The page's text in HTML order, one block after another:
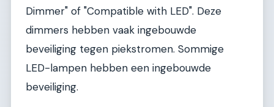
Dimmer" of "Compatible with LED". Deze
dimmers hebben vaak ingebouwde
beveiliging tegen piekstromen. Sommige
LED-lampen hebben een ingebouwde
beveiliging.